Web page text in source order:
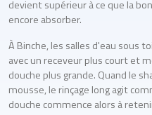
devient supérieur à ce que la
encore absorber.
À Binche, les salles d'eau sous
avec un receveur plus court et
douche plus grande. Quand le
mousse, le rinçage long agit
douche commence alors à